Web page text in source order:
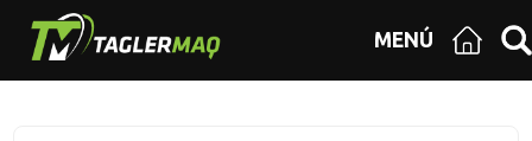
MENÚ